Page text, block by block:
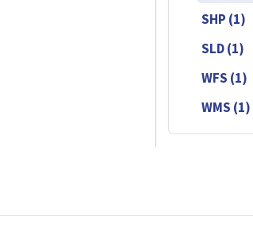
SHP (1)
SLD (1)
WFS (1)
WMS (1)